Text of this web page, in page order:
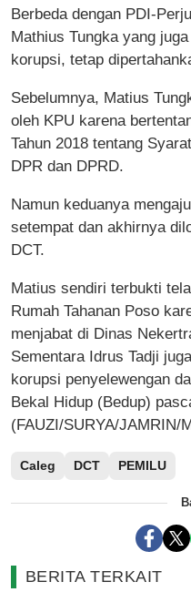
Berbeda dengan PDI-
Mathius Tungka yang
korupsi, tetap
Sebelumnya, Matius
oleh KPU karena
Tahun 2018 tentang
DPR dan DPRD.
Namun keduanya
setempat dan akhirnya
DCT.
Matius sendiri terbukti
Rumah Tahanan Poso
menjabat di Dinas
Sementara Idrus Tadji
korupsi penyelewengan
Bekal Hidup (Bedup)
(FAUZI/SURYA/JAMRIN/
Caleg DCT PEMILU
BERITA TERKAIT